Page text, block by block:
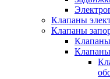
Клапаны
Клапаны